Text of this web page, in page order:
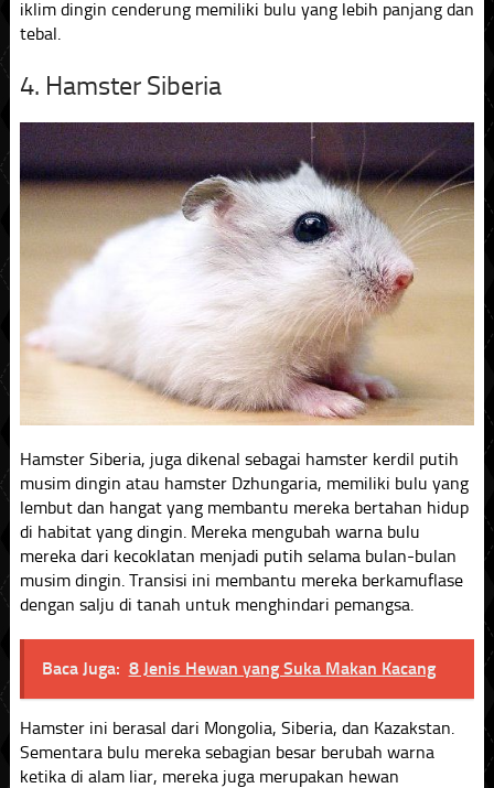
iklim dingin cenderung memiliki bulu yang lebih panjang dan
tebal.
4. Hamster Siberia
Hamster Siberia, juga dikenal sebagai hamster kerdil putih
musim dingin atau hamster Dzhungaria, memiliki bulu yang
lembut dan hangat yang membantu mereka bertahan hidup
di habitat yang dingin. Mereka mengubah warna bulu
mereka dari kecoklatan menjadi putih selama bulan-bulan
musim dingin. Transisi ini membantu mereka berkamuflase
dengan salju di tanah untuk menghindari pemangsa.
Baca Juga: 8 Jenis Hewan yang Suka Makan Kacang
Hamster ini berasal dari Mongolia, Siberia, dan Kazakstan.
Sementara bulu mereka sebagian besar berubah warna
ketika di alam liar, mereka juga merupakan hewan